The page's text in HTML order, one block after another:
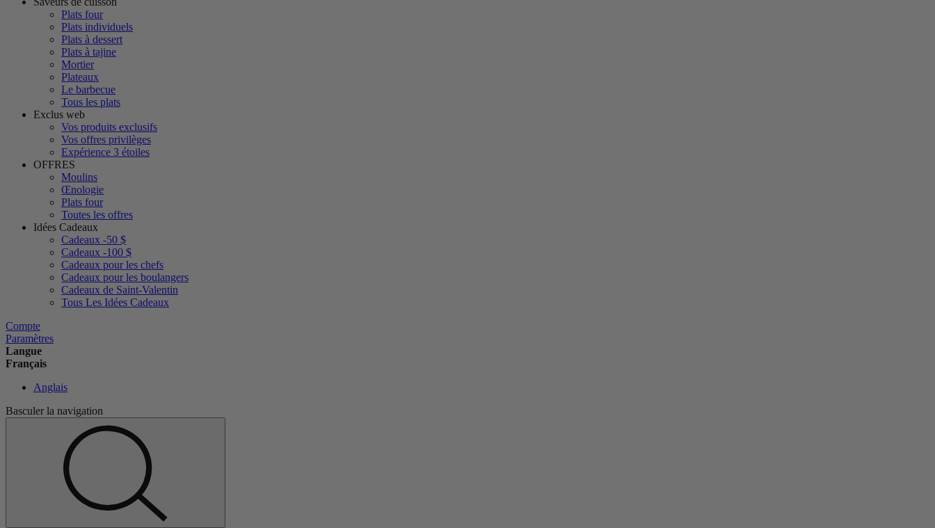
Plats four
Plats individuels
Plats à dessert
Plats à tajine
Mortier
Plateaux
Le barbecue
Tous les plats
Exclus web
Vos produits exclusifs
Vos offres privilèges
Expérience 3 étoiles
OFFRES
Moulins
Œnologie
Plats four
Toutes les offres
Idées Cadeaux
Cadeaux -50 $
Cadeaux -100 $
Cadeaux pour les chefs
Cadeaux pour les boulangers
Cadeaux de Saint-Valentin
Tous Les Idées Cadeaux
Compte
Paramètres
Langue
Français
Anglais
Basculer la navigation